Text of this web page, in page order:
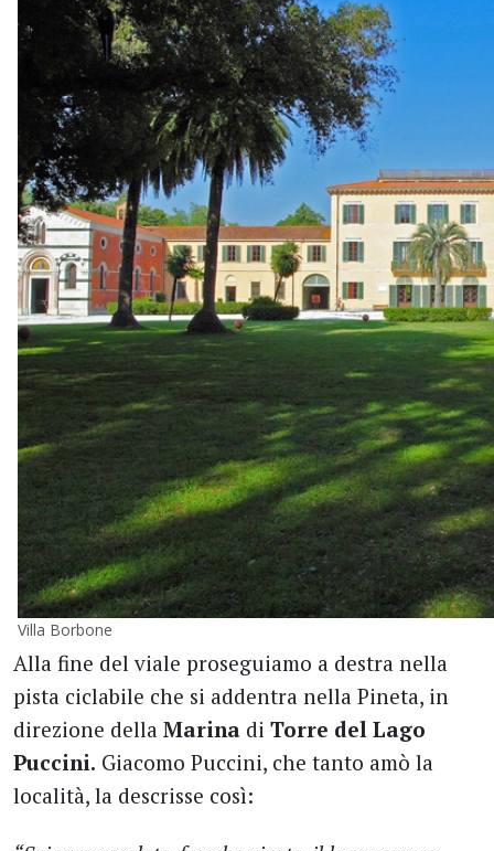
Villa Borbone
Alla fine del viale proseguiamo a destra nella
pista ciclabile che si addentra nella Pineta, in
direzione della Marina di Torre del Lago
Puccini. Giacomo Puccini, che tanto amò la
località, la descrisse così: